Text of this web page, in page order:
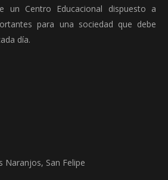
un Centro Educacional dispuesto a
para una sociedad que debe
día.
Naranjos, San Felipe